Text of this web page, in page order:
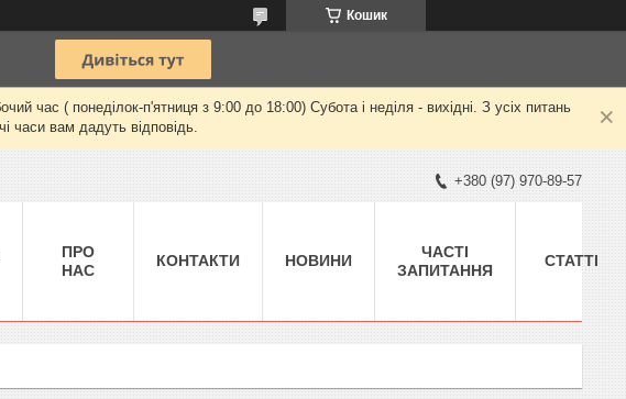
Кошик
час ( понеділок-п'ятниця з 9:00 до 18:00) Субота і неділя - вихідні. З усіх питань
часи вам дадуть відповідь.
+380 (97) 970-89-57
ПРО
НАС
КОНТАКТИ НОВИНИ
ЧАСТІ
ЗАПИТАННЯ
СТАТТІ